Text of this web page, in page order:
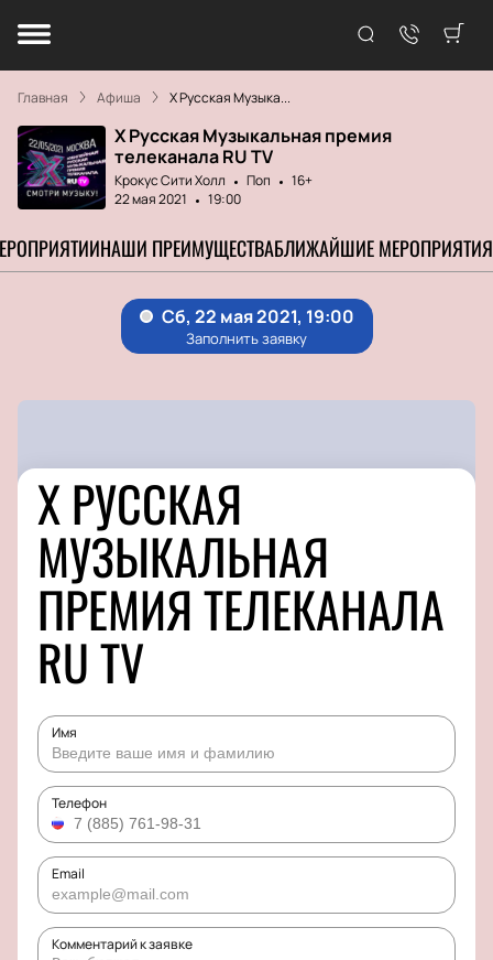
Главная Афиша X Русская Музыка...
X Русская Музыкальная премия
телеканала RU TV
Крокус Сити Холл Поп
16+
22 мая 2021
19:00
НАШИ ПРЕИМУЩЕСТВАБЛИЖАЙШИЕ МЕРОПРИЯТИЯ
X РУССКАЯ
МУЗЫКАЛЬНАЯ
ПРЕМИЯ ТЕЛЕКАНАЛА
RU TV
Имя
Телефон
Email
Комментарий к заявке